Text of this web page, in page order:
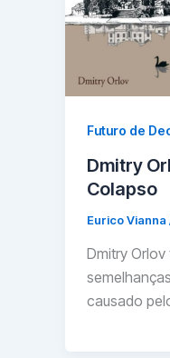
Futuro de
Dmitry
Colapso
Eurico Vianna
Dmitry
causado